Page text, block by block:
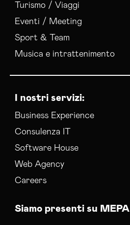
Turismo / Viaggi
Eventi / Meeting
Sport & Team
Musica e intrattenimento
I nostri servizi:
Business Experience
Consulenza IT
Software House
Web Agency
Careers
Siamo presenti su MEPA